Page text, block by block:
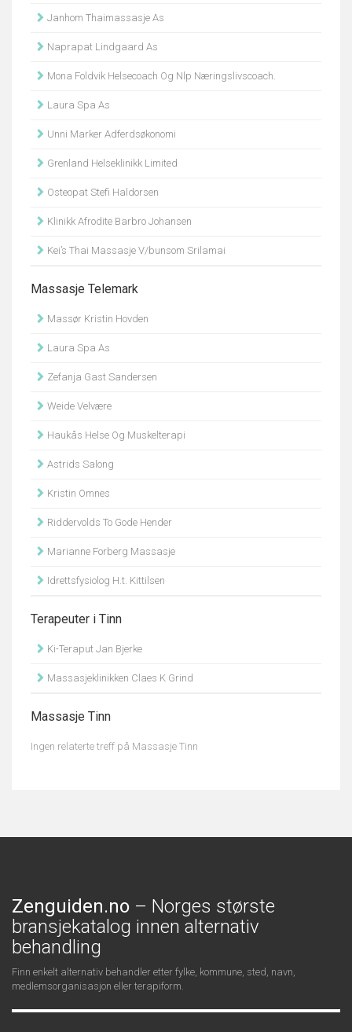
Janhom Thaimassasje As
Naprapat Lindgaard As
Mona Foldvik Helsecoach Og Nlp Næringslivscoach.
Laura Spa As
Unni Marker Adferdsøkonomi
Grenland Helseklinikk Limited
Osteopat Stefi Haldorsen
Klinikk Afrodite Barbro Johansen
Kei’s Thai Massasje V/bunsom Srilamai
Massasje Telemark
Massør Kristin Hovden
Laura Spa As
Zefanja Gast Sandersen
Weide Velvære
Haukås Helse Og Muskelterapi
Astrids Salong
Kristin Omnes
Riddervolds To Gode Hender
Marianne Forberg Massasje
Idrettsfysiolog H.t. Kittilsen
Terapeuter i Tinn
Ki-Teraput Jan Bjerke
Massasjeklinikken Claes K Grind
Massasje Tinn
Ingen relaterte treff på Massasje Tinn
Zenguiden.no – Norges største
bransjekatalog innen alternativ
behandling
Finn enkelt alternativ behandler etter fylke, kommune, sted, navn,
medlemsorganisasjon eller terapiform.